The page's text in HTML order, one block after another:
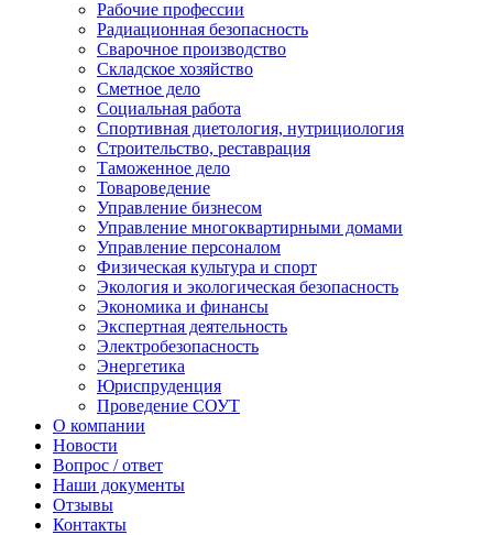
Рабочие профессии
Радиационная безопасность
Сварочное производство
Складское хозяйство
Сметное дело
Социальная работа
Спортивная диетология, нутрициология
Строительство, реставрация
Таможенное дело
Товароведение
Управление бизнесом
Управление многоквартирными домами
Управление персоналом
Физическая культура и спорт
Экология и экологическая безопасность
Экономика и финансы
Экспертная деятельность
Электробезопасность
Энергетика
Юриспруденция
Проведение СОУТ
О компании
Новости
Вопрос / ответ
Наши документы
Отзывы
Контакты